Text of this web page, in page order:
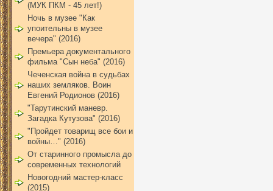
(МУК ПКМ - 45 лет!)
Ночь в музее "Как
упоительны в музее
вечера" (2016)
Премьера документального
фильма "Сын неба" (2016)
Чеченская война в судьбах
наших земляков. Воин
Евгений Родионов (2016)
"Тарутинский маневр.
Загадка Кутузова" (2016)
"Пройдет товарищ все бои и
войны…" (2016)
От старинного промысла до
современных технологий
Новогодний мастер-класс
(2015)